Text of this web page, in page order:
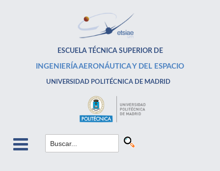
ESCUELA TÉCNICA SUPERIOR DE
INGENIERÍA AERONÁUTICA Y DEL ESPACIO
UNIVERSIDAD POLITÉCNICA DE MADRID